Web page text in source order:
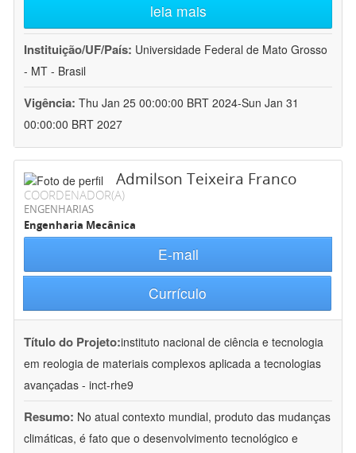
leia mais
Instituição/UF/País: Universidade Federal de Mato Grosso
- MT - Brasil
Vigência: Thu Jan 25 00:00:00 BRT 2024-Sun Jan 31
00:00:00 BRT 2027
Admilson Teixeira Franco
COORDENADOR(A)
ENGENHARIAS
Engenharia Mecânica
E-mail
Currículo
Título do Projeto:instituto nacional de ciência e tecnologia
em reologia de materiais complexos aplicada a tecnologias
avançadas - inct-rhe9
Resumo: No atual contexto mundial, produto das mudanças
climáticas, é fato que o desenvolvimento tecnológico e